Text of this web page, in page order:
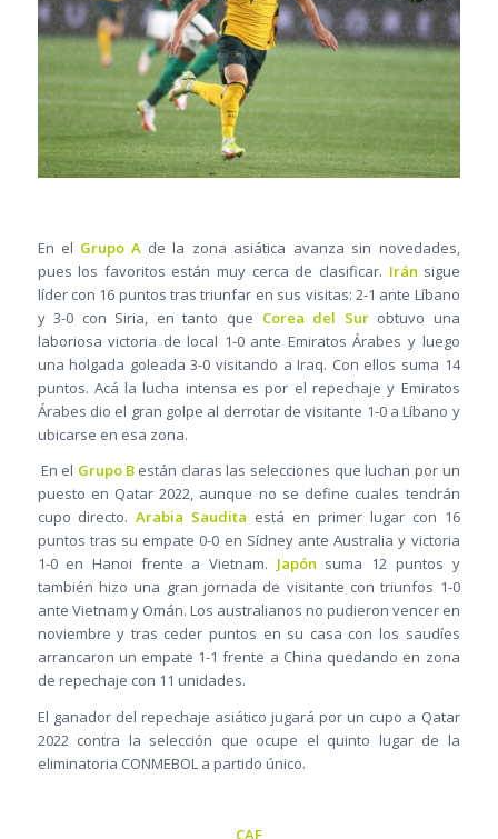
En el Grupo Ade la zona asiática avanza sin novedades,
pues los favoritos están muy cerca de clasificar. Irán sigue
líder con 16 puntos tras triunfar en sus visitas: 2-1 ante Líbano
y 3-0 con Siria, en tanto que Corea del Surobtuvo una
laboriosa victoria de local 1-0 ante Emiratos Árabes y luego
una holgada goleada 3-0 visitando a Iraq. Con ellos suma 14
puntos. Acá la lucha intensa es por el repechaje y Emiratos
Árabes dio el gran golpe al derrotar de visitante 1-0 a Líbano y
ubicarse en esa zona.
En el Grupo Bestán claras las selecciones que luchan por un
puesto en Qatar 2022, aunque no se define cuales tendrán
cupo directo. Arabia Saudita está en primer lugar con 16
puntos tras su empate 0-0 en Sídney ante Australia y victoria
1-0 en Hanoi frente a Vietnam. Japón suma 12 puntos y
también hizo una gran jornada de visitante con triunfos 1-0
ante Vietnam y Omán. Los australianos no pudieron vencer en
noviembre y tras ceder puntos en su casa con los saudíes
arrancaron un empate 1-1 frente a China quedando en zona
de repechaje con 11 unidades.
El ganador del repechaje asiático jugará por un cupo a Qatar
2022 contra la selección que ocupe el quinto lugar de la
eliminatoria CONMEBOL a partido único.
CAF